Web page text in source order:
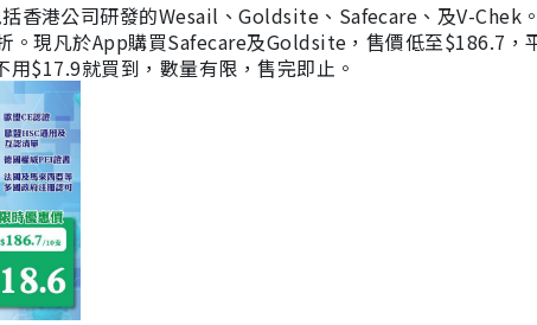
香港公司研發的Wesail、Goldsite、Safecare、及V-Chek
。現凡於App購買Safecare及Goldsite，售價低至$186.7，
$17.9就買到，數量有限，售完即止。